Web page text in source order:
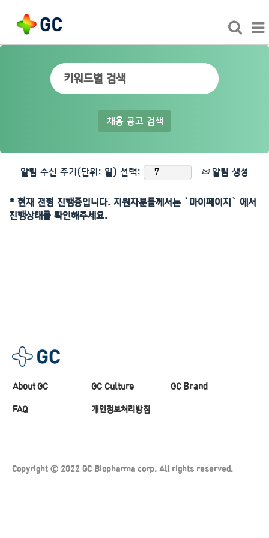
알림 수신 주기(단위: 일) 선택: 알림 생성
* 현재 전형 진행중입니다. 지원자분들께서는 `마이페이지` 에서
진행상태를 확인해주세요.
About GC GC Culture GC Brand
FAQ 개인정보처리방침
Copyright ⓒ 2022 GC Biopharma corp. All rights reserved.